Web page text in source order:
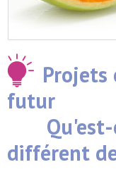
Projets
futur
Qu'est-
différent